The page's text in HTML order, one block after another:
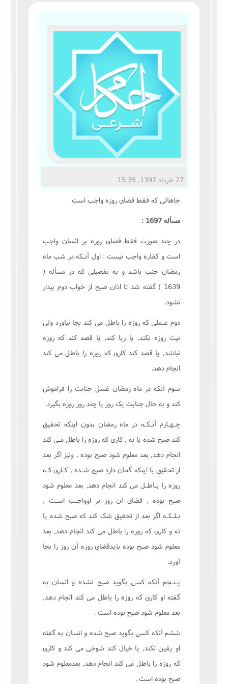
27 خرداد 1397, 15:35
جاهائى که فقط قضاى روزه واجب است
مسأله 1697 :
در چند صورت فقط قضاى روزه بر انسان واجب
است و کفاره واجب نيست : اول آنـکه در شب ماه
رمضان جنب باشد و به تفصيلى که در مسأله (
1639 ) گفته شد تا اذان صبح از خواب دوم بيدار
نشود.
دوم عـملى که روزه را باطل مى کند بجا نياورد ولى
نيت روزه نکند, يا ريا کند, يا قصد کند که روزه
نباشد, يا قصد کند کارى که روزه را باطل مى کند
انجام دهد.
سوم آنکه در ماه رمضان غسل جنابت را فراموش
کند و به حال جنابت يک روز يا چند روز روزه بگيرد.
چـهـارم آنـکـه در ماه رمضان بدون اينکه تحقيق
کند صبح شده يا نه , کارى که روزه را باطل مـى کند
انجام دهد, بعد معلوم شود صبح بوده , ونيز اگر بعد
از تحقيق با اينکه گمان دارد صبح شـده , کـارى کـه
روزه را بـاطـل مى کند انجام دهد, بعد معلوم شود
صبح بوده , قضاى آن روز بر اوواجـب اسـت ,
بـلـکـه اگر بعد از تحقيق شک کند که صبح شده يا
نه و کارى که روزه را باطل مى کند انجام دهد, بعد
معلوم شود صبح بوده بايدقضاى روزه آن روز را بجا
آورد.
پـنـجم آنکه کسى بگويد صبح نشده و انسان به
گفته او کارى که روزه را باطل مى کند انجام دهد,
بعد معلوم شود صبح بوده است .
ششم آنکه کسى بگويد صبح شده و انسان به گفته
او يقين نکند, يا خيال کند شوخى مى کند و کارى
که روزه را باطل مى کند انجام دهد, بعدمعلوم شود
صبح بوده است .